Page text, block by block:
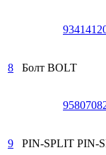
8
Болт BOLT
9
PIN-SPLIT PIN-